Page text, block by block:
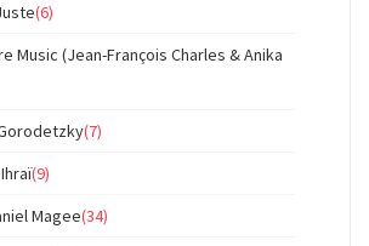
(6)
Music (Jean-François Charles & Anika
(7)
(9)
Magee(34)